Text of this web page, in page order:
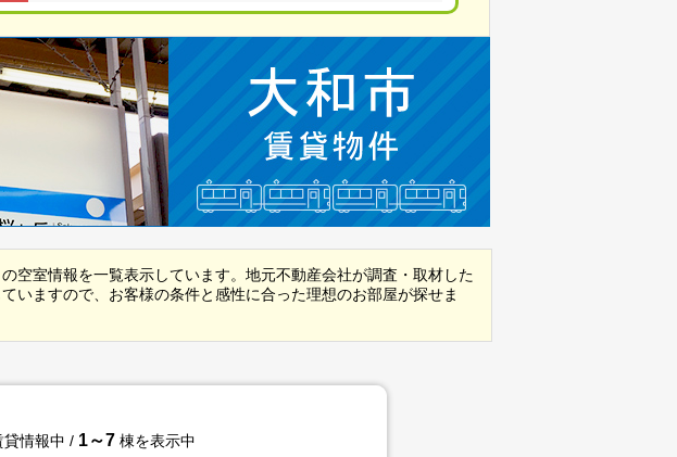
空室情報を一覧表示しています。地元不動産会社が調査・取材した
いますので、お客様の条件と感性に合った理想のお部屋が探せま
貸情報中 / 1～7 棟を表示中